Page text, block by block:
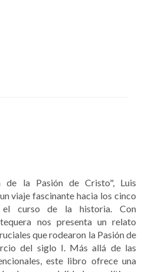
de la Pasión de Cristo", Luis
viaje fascinante hacia los cinco
el curso de la historia. Con
nos presenta un relato
que rodearon la Pasión de
del siglo I. Más allá de las
este libro ofrece una